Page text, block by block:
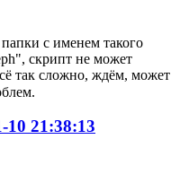
с именем такого
скрипт не может
так сложно, ждём, может
10 21:38:13